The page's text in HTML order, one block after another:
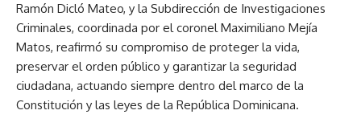
Ramón Dicló Mateo, y la Subdirección de Investigaciones
Criminales, coordinada por el coronel Maximiliano Mejía
Matos, reafirmó su compromiso de proteger la vida,
preservar el orden público y garantizar la seguridad
ciudadana, actuando siempre dentro del marco de la
Constitución y las leyes de la República Dominicana.